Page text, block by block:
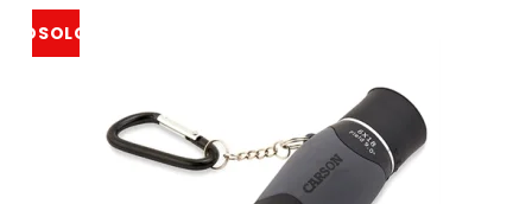
UDSOLGT